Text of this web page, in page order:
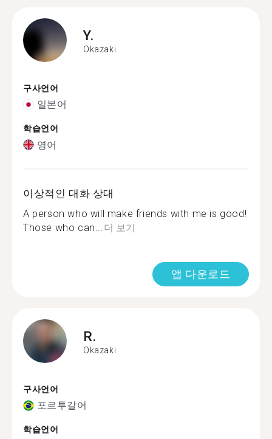
Y.
Okazaki
구사언어
일본어
학습언어
영어
이상적인 대화 상대
A person who will make friends with me is good!
Those who can... 더 보기
앱 다운로드
R.
Okazaki
구사언어
포르투갈어
학습언어